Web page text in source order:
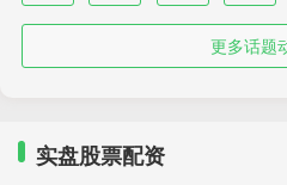
更多话题
实盘股票配资